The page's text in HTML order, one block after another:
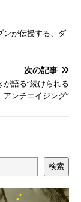
ンが伝授する、ダ
次の記事
語る“続けられる
アンチエイジング”
検索